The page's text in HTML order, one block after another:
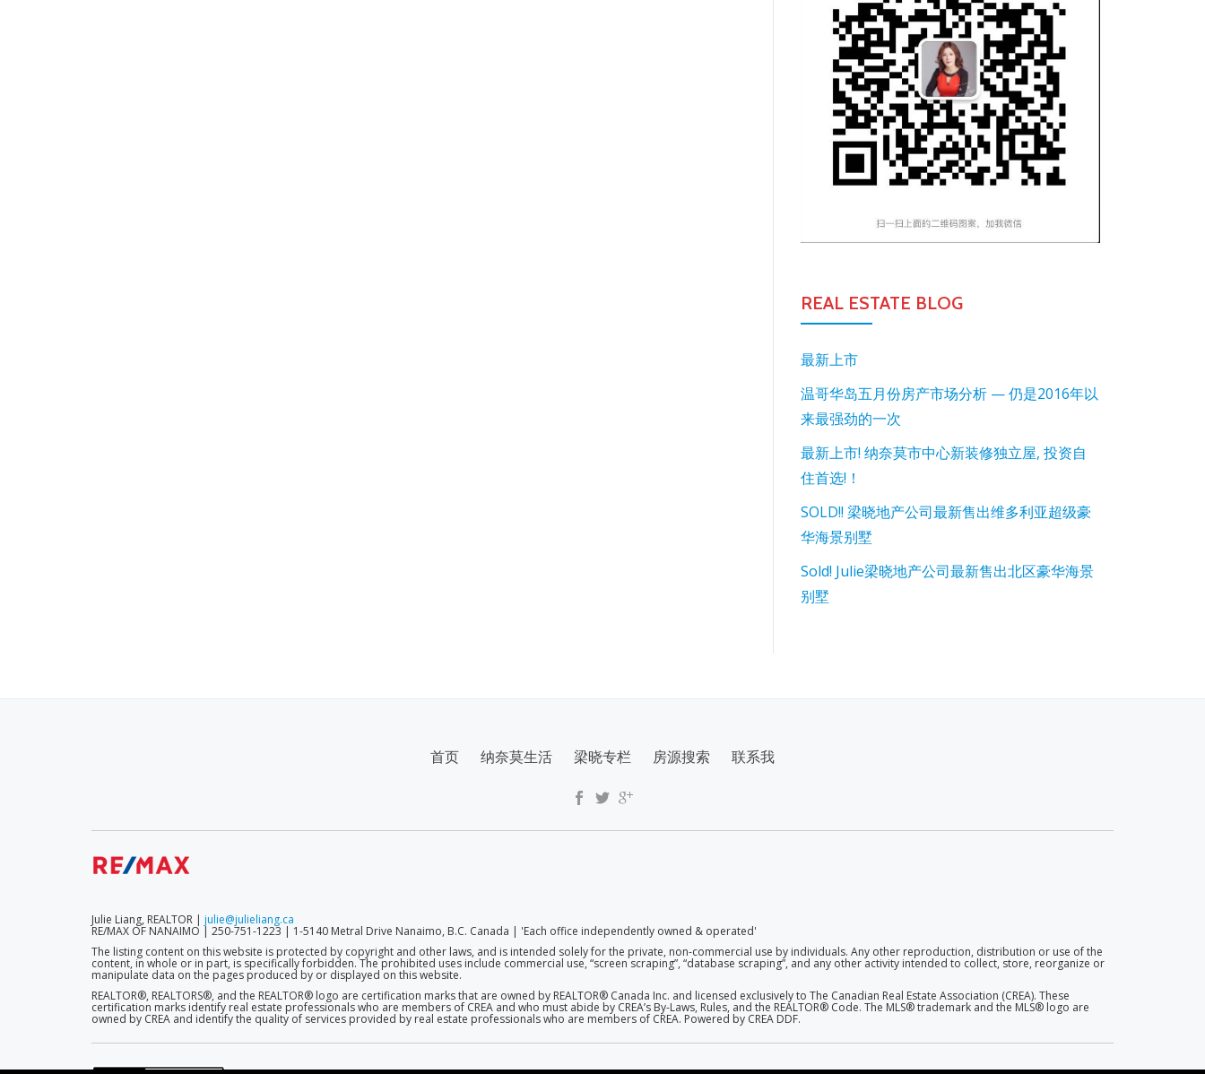
REAL ESTATE BLOG
最新上市
温哥华岛五月份房产市场分析 — 仍是2016年以
来最强劲的一次
最新上市! 纳奈莫市中心新装修独立屋, 投资自
住首选!！
SOLD!! 梁晓地产公司最新售出维多利亚超级豪
华海景别墅
Sold! Julie梁晓地产公司最新售出北区豪华海景
别墅
首页 纳奈莫生活 梁晓专栏 房源搜索 联系我
Julie Liang, REALTOR | julie@julieliang.ca
RE/MAX OF NANAIMO | 250-751-1223 | 1-5140 Metral Drive Nanaimo, B.C. Canada | 'Each office independently owned & operated'
The listing content on this website is protected by copyright and other laws, and is intended solely for the private, non-commercial use by individuals. Any other reproduction, distribution or use of the
content, in whole or in part, is specifically forbidden. The prohibited uses include commercial use, “screen scraping”, “database scraping”, and any other activity intended to collect, store, reorganize or
manipulate data on the pages produced by or displayed on this website.
REALTOR®, REALTORS®, and the REALTOR® logo are certification marks that are owned by REALTOR® Canada Inc. and licensed exclusively to The Canadian Real Estate Association (CREA). These
certification marks identify real estate professionals who are members of CREA and who must abide by CREA’s By-Laws, Rules, and the REALTOR® Code. The MLS® trademark and the MLS® logo are
owned by CREA and identify the quality of services provided by real estate professionals who are members of CREA. Powered by CREA DDF.